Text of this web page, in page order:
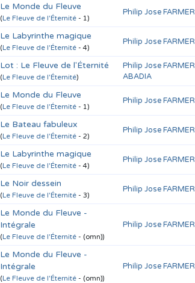
Le Monde du Fleuve
(Le Fleuve de l'Éternité - 1)
Philip Jose FARMER
Le Labyrinthe magique
(Le Fleuve de l'Éternité - 4)
Philip Jose FARMER
Lot : Le Fleuve de l'Éternité
(Le Fleuve de l'Éternité)
Philip Jose FARMER
ABADIA
Le Monde du Fleuve
(Le Fleuve de l'Éternité - 1)
Philip Jose FARMER
Le Bateau fabuleux
(Le Fleuve de l'Éternité - 2)
Philip Jose FARMER
Le Labyrinthe magique
(Le Fleuve de l'Éternité - 4)
Philip Jose FARMER
Le Noir dessein
(Le Fleuve de l'Éternité - 3)
Philip Jose FARMER
Le Monde du Fleuve -
Intégrale
(Le Fleuve de l'Éternité - (omn))
Philip Jose FARMER
Le Monde du Fleuve -
Intégrale
(Le Fleuve de l'Éternité - (omn))
Philip Jose FARMER